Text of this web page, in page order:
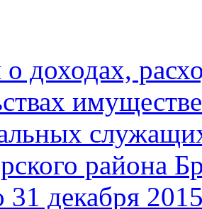
о доходах,
района
31 декабря